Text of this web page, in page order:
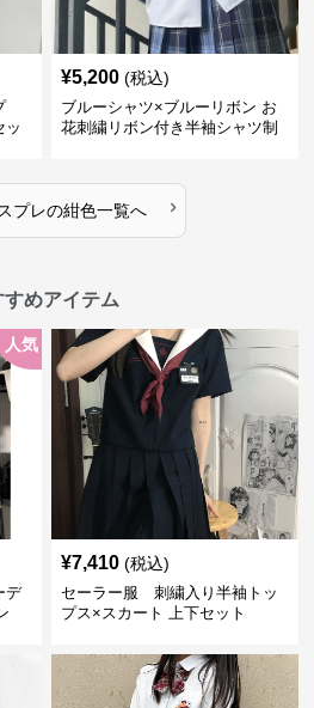
ッ
¥5,200 (税込)
ブルーシャツ×ブルーリボン お
花刺繍リボン付き半袖シャツ制
プレの紺色一覧へ ›
めアイテム
人気
デ
¥7,410 (税込)
セーラー服 刺繍入り半袖トッ
プス×スカート 上下セット